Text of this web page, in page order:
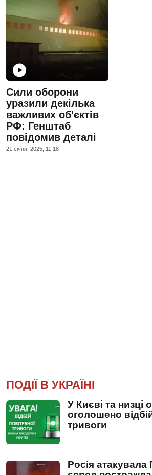
Сили оборони
уразили декілька
важливих об'єктів
РФ: Генштаб
повідомив деталі
21 сiчня, 2025, 11:18
ПОДІЇ В УКРАЇНІ
У Києві та низці
оголошено
тривоги
Росія